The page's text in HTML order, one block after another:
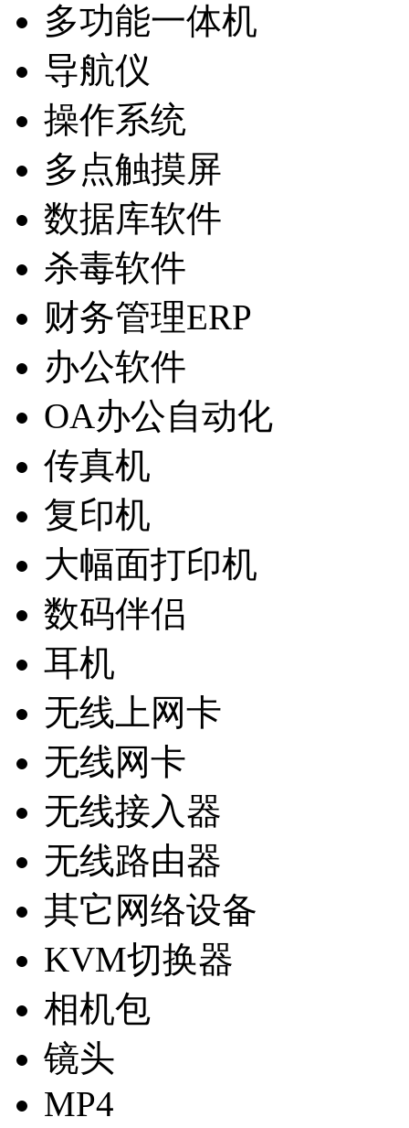
多功能一体机
导航仪
操作系统
多点触摸屏
数据库软件
杀毒软件
财务管理ERP
办公软件
OA办公自动化
传真机
复印机
大幅面打印机
数码伴侣
耳机
无线上网卡
无线网卡
无线接入器
无线路由器
其它网络设备
KVM切换器
相机包
镜头
MP4